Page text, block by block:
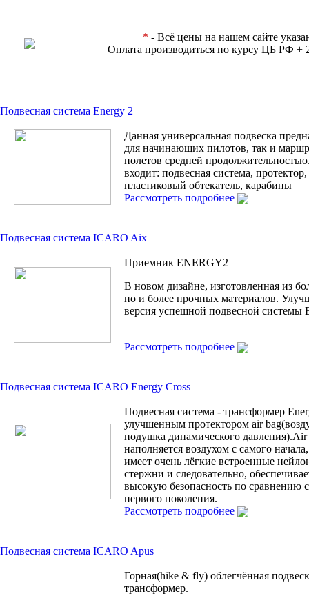
* - Всё цены на нашем сайте
Оплата производиться по курсу ЦБ РФ +
Подвесная система Energy 2
Данная универсальная подвеска
для начинающих пилотов, так и
полетов средней
входит: подвесная система,
пластиковый обтекатель, карабины
Рассмотреть подробнее
Подвесная система ICARO Aix
Приемник ENERGY2
В новом дизайне, изготовленная из
но и более прочных материалов.
версия успешной подвесной системы
Рассмотреть подробнее
Подвесная система ICARO Energy Cross
Подвесная система - трансформер
улучшенным протектором air
подушка динамического давления).Air
наполняется воздухом с самого
имеет очень лёгкие встроенные
стержни и следовательно,
высокую безопасность по сравнению
первого поколения.
Рассмотреть подробнее
Подвесная система ICARO Apus
Горная(hike & fly) облегчённая
трансформер.